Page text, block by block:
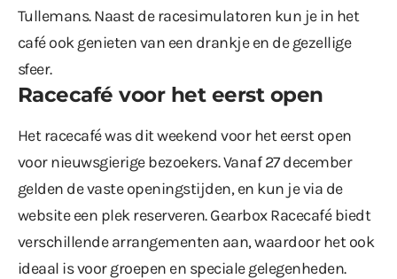
Tullemans. Naast de racesimulatoren kun je in het
café ook genieten van een drankje en de gezellige
sfeer.
Racecafé voor het eerst open
Het racecafé was dit weekend voor het eerst open
voor nieuwsgierige bezoekers. Vanaf 27 december
gelden de vaste openingstijden, en kun je via de
website een plek reserveren. Gearbox Racecafé biedt
verschillende arrangementen aan, waardoor het ook
ideaal is voor groepen en speciale gelegenheden.